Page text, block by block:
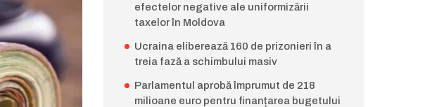
efectelor negative ale uniformizării
taxelor în Moldova
Ucraina eliberează 160 de prizonieri în a
treia fază a schimbului masiv
Parlamentul aprobă împrumut de 218
milioane euro pentru finanțarea bugetului